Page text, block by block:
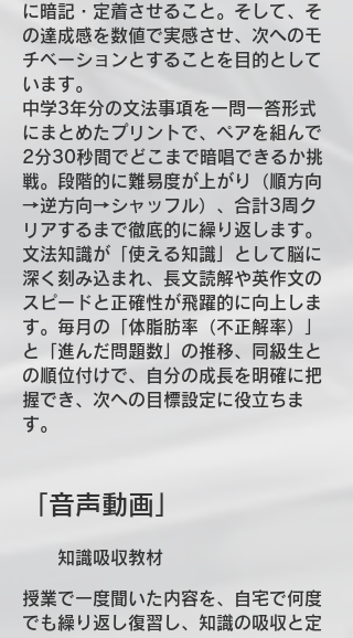
に暗記・定着させること。そして、そ
の達成感を数値で実感させ、次へのモ
チベーションとすることを目的として
います。
中学3年分の文法事項を一問一答形式
にまとめたプリントで、ペアを組んで
2分30秒間でどこまで暗唱できるか挑
戦。段階的に難易度が上がり（順方向
→逆方向→シャッフル）、合計3周ク
リアするまで徹底的に繰り返します。
文法知識が「使える知識」として脳に
深く刻み込まれ、長文読解や英作文の
スピードと正確性が飛躍的に向上しま
す。毎月の「体脂肪率（不正解率）」
と「進んだ問題数」の推移、同級生と
の順位付けで、自分の成長を明確に把
握でき、次への目標設定に役立ちま
す。
「音声動画」
​ 知識吸収教材
授業で一度聞いた内容を、自宅で何度
でも繰り返し復習し、知識の吸収と定